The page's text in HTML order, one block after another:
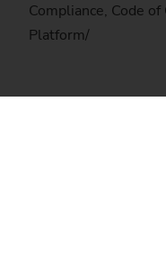
Compliance, Code
Platform